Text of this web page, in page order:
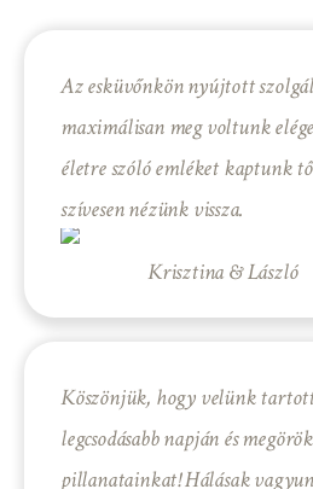
Az esküvőnkön nyújtott
maximálisan meg voltunk
életre szóló emléket kaptunk
szívesen nézünk vissza.
Krisztina & László
Köszönjük, hogy velünk
legcsodásabb napján és
pillanatainkat! Hálásak